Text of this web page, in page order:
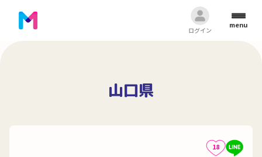
ログイン
menu
山口県
18